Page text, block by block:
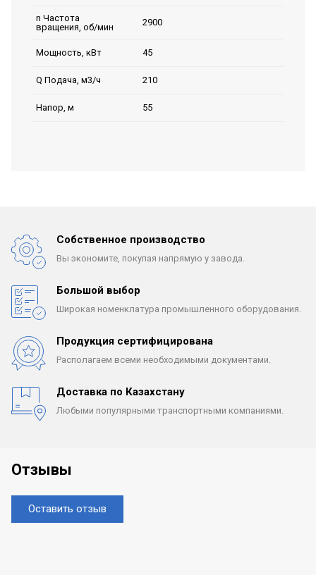
n Частота
вращения, об/мин
2900
Мощность, кВт 45
Q Подача, м3/ч 210
Напор, м 55
Собственное производство
Вы экономите, покупая напрямую у завода.
Большой выбор
Широкая номенклатура промышленного оборудования.
Продукция сертифицирована
Располагаем всеми необходимыми документами.
Доставка по Казахстану
Любыми популярными транспортными компаниями.
Отзывы
Оставить отзыв